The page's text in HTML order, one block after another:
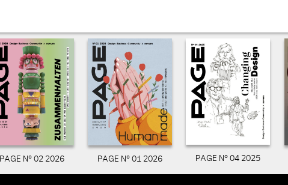
PAGE N° 02 2026 PAGE N° 01 2026 PAGE N° 04 2025